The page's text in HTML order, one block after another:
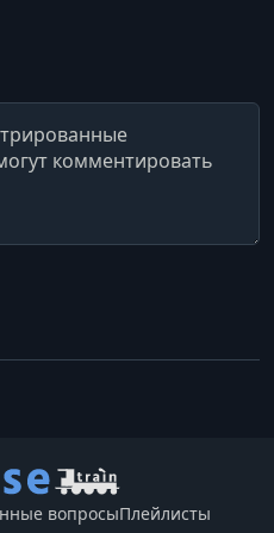
вопросыПлейлисты